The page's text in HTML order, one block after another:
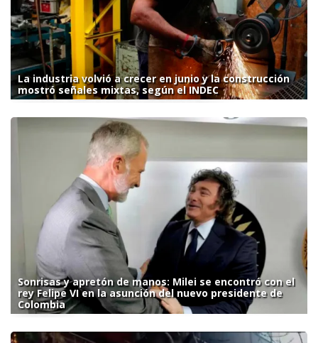
La industria volvió a crecer en junio y la construcción
mostró señales mixtas, según el INDEC
Sonrisas y apretón de manos: Milei se encontró con el
rey Felipe VI en la asunción del nuevo presidente de
Colombia